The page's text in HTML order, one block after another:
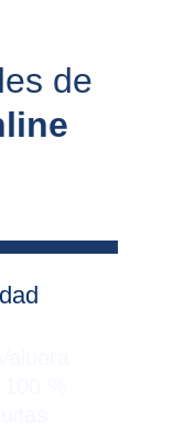
de